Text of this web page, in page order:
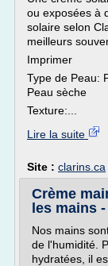
ou exposées à
solaire selon
meilleurs
Imprimer
Type de Peau:
Peau sèche
Texture:...
Lire la suite
Site : clarins.ca
Crème
les mains
Nos mains
de l'humidité.
hydratées, il